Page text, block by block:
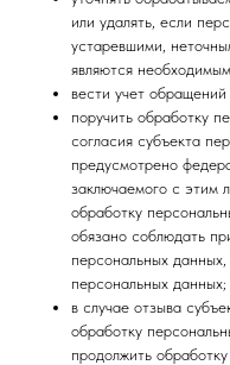
или удалять, если
устаревшими,
являются
вести учет
поручить обработку
согласия субъекта
предусмотрено
заключаемого с этим
обработку
обязано соблюдать
персональных
персональных данных;
в случае отзыва
обработку
продолжить